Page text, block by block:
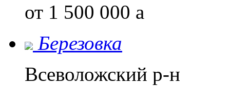
от 1 500 000 a
Березовка
Всеволожский р-н